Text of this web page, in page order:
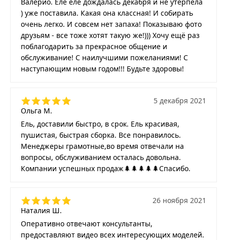
) уже поставила. Какая она классная! И собирать
очень легко. И совсем нет запаха! Показываю фото
друзьям - все тоже хотят такую же!))) Хочу ещё раз
поблагодарить за прекрасное общение и
обслуживание! С наилучшими пожеланиями! С
наступающим новым годом!!! Будьте здоровы!
Ольга М.
5 декабря 2021
Ель, доставили быстро, в срок. Ель красивая,
пушистая, быстрая сборка. Все понравилось.
Менеджеры грамотные,во время отвечали на
вопросы, обслуживанием осталась довольна.
Компании успешных продаж🌲🌲🌲🌲🌲Спасибо.
Наталия Ш.
26 ноября 2021
Оперативно отвечают консультанты,
предоставляют видео всех интересующих моделей.